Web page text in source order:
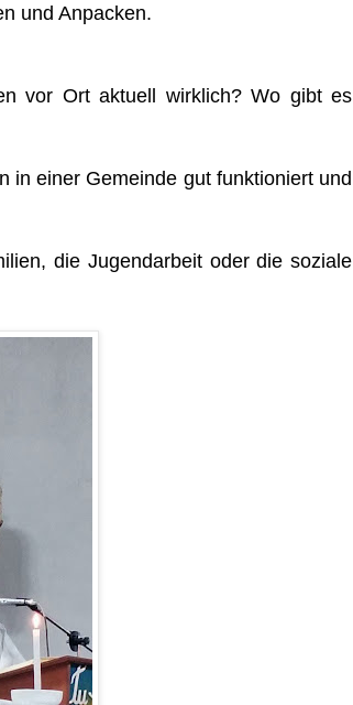
und Anpacken.
vor Ort aktuell wirklich? Wo gibt es
in einer Gemeinde gut funktioniert und
die Jugendarbeit oder die soziale